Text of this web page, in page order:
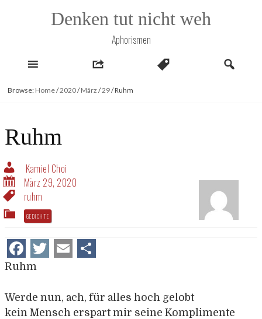
Denken tut nicht weh
Aphorismen
Browse: Home/2020/März /29/Ruhm
Ruhm
Kamiel Choi
März 29, 2020
ruhm
GEDICHTE
Facebook
Twitter
Email
Ruhm
Werde nun, ach, für alles hoch gelobt
kein Mensch erspart mir seine Komplimente